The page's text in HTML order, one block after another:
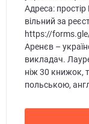
Адреса: простір
вільний за
https://
Аренєв –
викладач.
ніж 30 книжок,
польською,